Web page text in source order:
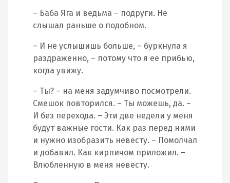
– Баба Яга и ведьма – подруги. Не
слышал раньше о подобном.
– И не услышишь больше, – буркнула я
раздраженно, – потому что я ее прибью,
когда увижу.
– Ты? – на меня задумчиво посмотрели.
Смешок повторился. – Ты можешь, да. –
И без перехода. – Эти две недели у меня
будут важные гости. Как раз перед ними
и нужно изобразить невесту. – Помолчал
и добавил. Как кирпичом приложил. –
Влюбленную в меня невесту.